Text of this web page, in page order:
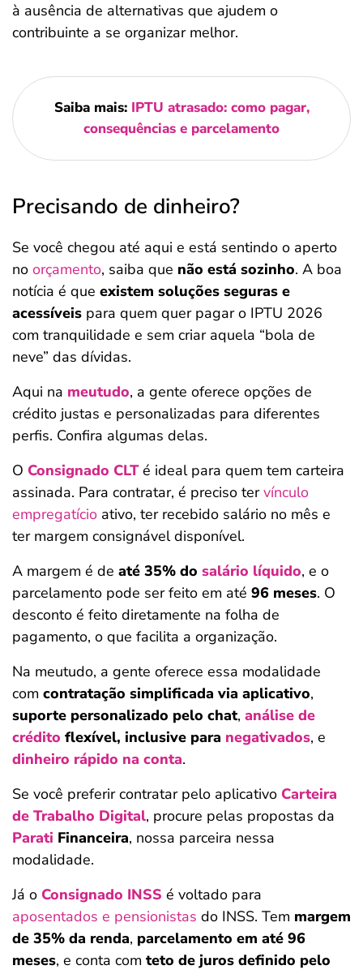
à ausência de alternativas que ajudem o
contribuinte a se organizar melhor.
Saiba mais: IPTU atrasado: como pagar,
consequências e parcelamento
Precisando de dinheiro?
Se você chegou até aqui e está sentindo o aperto
no orçamento, saiba que não está sozinho. A boa
notícia é que existem soluções seguras e
acessíveis para quem quer pagar o IPTU 2026
com tranquilidade e sem criar aquela “bola de
neve” das dívidas.
Aqui na meutudo, a gente oferece opções de
crédito justas e personalizadas para diferentes
perfis. Confira algumas delas.
O Consignado CLTé ideal para quem tem carteira
assinada. Para contratar, é preciso tervínculo
empregatício ativo, ter recebido salário no mês e
ter margem consignável disponível.
A margem é de até 35% do salário líquido, e o
parcelamento pode ser feito em até 96 meses. O
desconto é feito diretamente na folha de
pagamento, o que facilita a organização.
Na meutudo, a gente oferece essa modalidade
com contratação simplificada via aplicativo,
suporte personalizado pelo chat, análise de
crédito flexível, inclusive para negativados, e
dinheiro rápido na conta.
Se você preferir contratar pelo aplicativo Carteira
de Trabalho Digital, procure pelas propostas da
Parati Financeira, nossa parceira nessa
modalidade.
Já o Consignado INSS é voltado para
aposentados e pensionistas do INSS. Tem margem
de 35% da renda, parcelamento em até 96
meses, e conta com teto de juros definido pelo